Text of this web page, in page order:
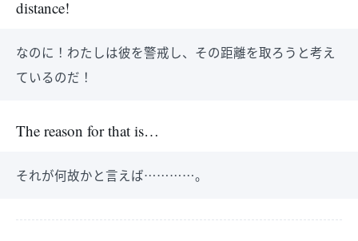
distance!
なのに！わたしは彼を警戒し、その距離を取ろうと考え
ているのだ！
The reason for that is…
それが何故かと言えば…………。